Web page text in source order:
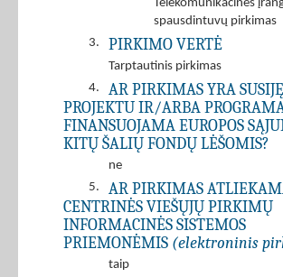
Telekomunikacinės
spausdintuvų pirkimas
3.
PIRKIMO VERTĖ
Tarptautinis pirkimas
4.
AR PIRKIMAS YRA
PROJEKTU IR/ARBA
FINANSUOJAMA EUROPOS
KITŲ ŠALIŲ FONDŲ LĖŠOMIS?
ne
5.
AR PIRKIMAS
CENTRINĖS VIEŠŲJŲ PIRKIMŲ
INFORMACINĖS SISTEMOS
PRIEMONĖMIS (elektroninis
taip